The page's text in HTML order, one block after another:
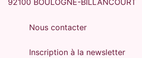
92100 BOULOGNE-BILLANCOURT
Nous contacter
Inscription à la newsletter